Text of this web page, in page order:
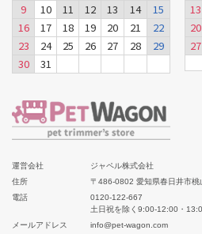
9
10 11 12 13 14
15
16
17 18 19 20 21
22
23
24 25 26 27 28
29
30
31
13
20
27
運営会社
ジャペル株式会社
住所
〒486-0802 愛知県春日井市
電話
0120-122-667
土日祝を除く9:00-12:00・
メールアドレス
info@pet-wagon.com